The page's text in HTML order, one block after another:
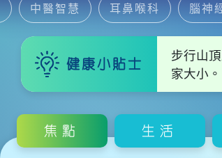
中醫智慧 耳鼻喉科 腦神
健康小貼士
步行山
家大小。
焦點 生活